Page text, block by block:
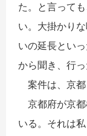
た。と言って
い。大掛かり
いの延長とい
から聞き、行っ
案件は、京都
京都府が京都
いる。それは